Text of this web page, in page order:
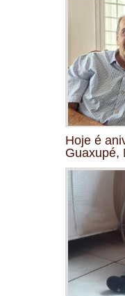
Hoje é
Guaxupé,